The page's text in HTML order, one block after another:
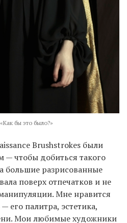
бы это было?»
Brushstrokes были
— чтобы добиться такого
большие разрисованные
поверх отпечатков и не
Мне нравится
его палитра, эстетика,
Мои любимые художники